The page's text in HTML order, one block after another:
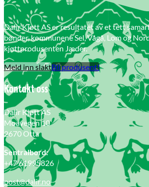
Dalir Kjøtt AS er resultatet av et tett
bønder, kommunene Sel, Vågå, Lom og
kjøttprodusenten Jæder.
Meld inn slaktBli produsent!
Kontakt oss
Dalir Kjøtt AS
Moavegen 10
2670 Otta
Sentralbord:
+47 61995826
post@dalir.no